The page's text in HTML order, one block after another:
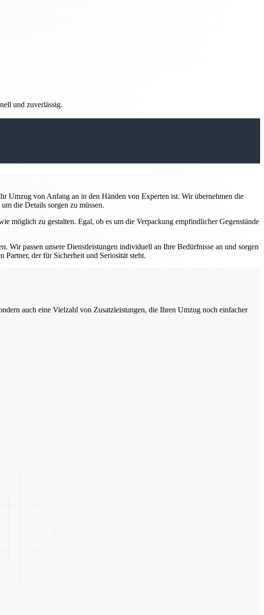
und zuverlässig.
Umzug von Anfang an in den Händen von Experten ist. Wir übernehmen die
die Details sorgen zu müssen.
möglich zu gestalten. Egal, ob es um die Verpackung empfindlicher Gegenstände
Wir passen unsere Dienstleistungen individuell an Ihre Bedürfnisse an und sorgen
der für Sicherheit und Seriosität steht.
auch eine Vielzahl von Zusatzleistungen, die Ihren Umzug noch einfacher